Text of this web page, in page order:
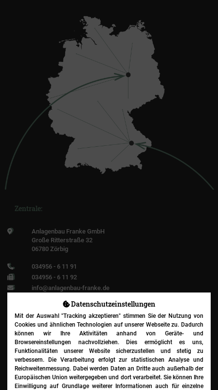
Zentrale:
Anlagenbau Franke GmbH
Große Ritterstraße 32
06780 Zörbig
034956 - 6 11 91
034956 - 6 11 92
info@anlagenbau-franke.de
Niederlassung:
Anlagenbau Franke GmbH
Im Haslet 36
93086 Wörth a.d. Donau
Datenschutz­einstellungen
Mit der Auswahl "Tracking akzeptieren" stimmen Sie der Nutzung von
Cookies und ähnlichen Technologien auf unserer Webseite zu. Dadurch
können wir Ihre Aktivitäten anhand von Geräte- und
Browsereinstellungen nachvollziehen. Dies ermöglicht es uns,
Funktionalitäten unserer Website sicherzustellen und stetig zu
verbessern. Die Verarbeitung erfolgt zur statistischen Analyse und
Reichweitenmessung. Dabei werden Daten an Dritte auch außerhalb der
Europäischen Union weitergegeben und dort verarbeitet. Sie können Ihre
Einwilligung auf Grundlage weiterer Informationen auch für einzelne